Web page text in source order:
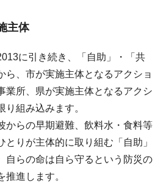
主体
に引き続き、「自助」・「共
ら、市が実施主体となるアクショ
業所、県が実施主体となるアクシ
り組み込みます。
からの早期避難、飲料水・食料等
りが主体的に取り組む「自助」
自らの命は自ら守るという防災の
推進します。